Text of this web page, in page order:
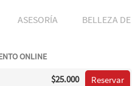
ASESORÍA BELLEZA DE
ONLINE
$25.000 Reservar